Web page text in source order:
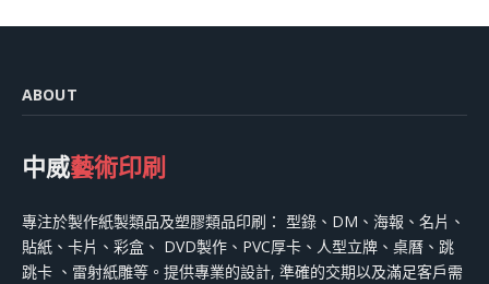
ABOUT
中威藝術印刷
專注於製作紙製類品及塑膠類品印刷： 型錄、DM、海報、名片、
貼紙、卡片、彩盒、 DVD製作、PVC厚卡、人型立牌、桌曆、跳
跳卡 、雷射紙雕等。提供專業的設計, 準確的交期以及滿足客戶需